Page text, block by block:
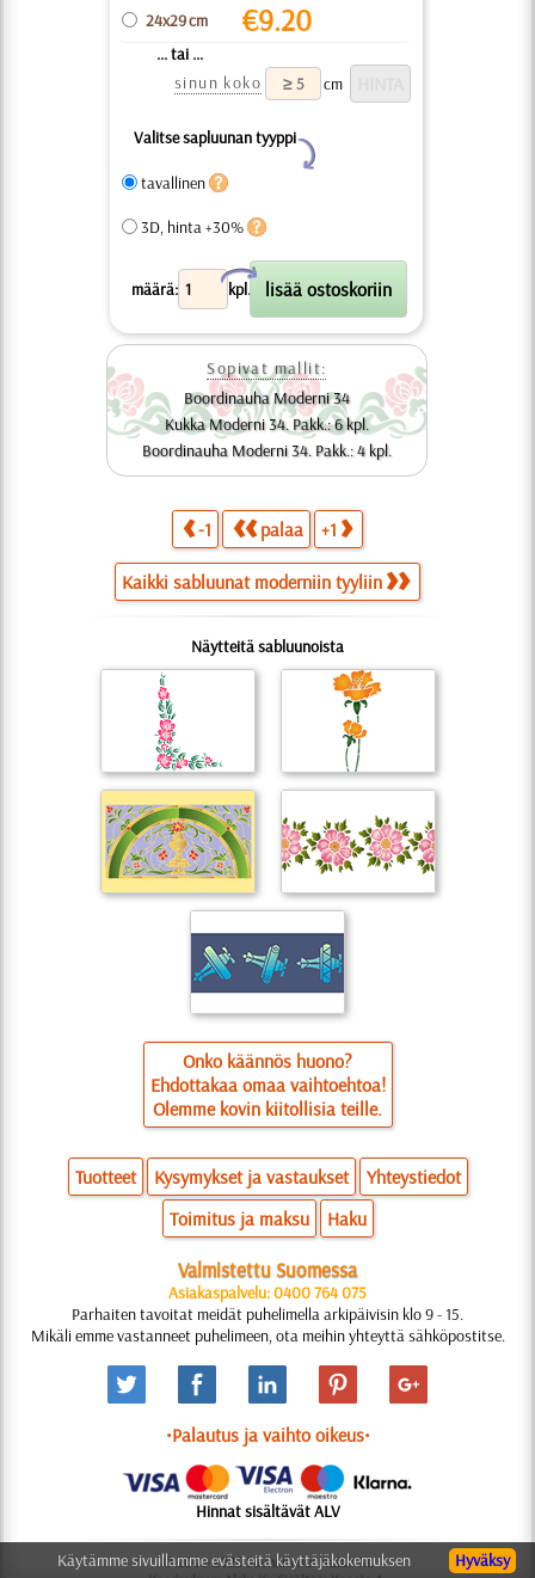
24x29 cm €9.20
... tai ...
sinun koko
cm
Valitse sapluunan tyyppi
Y
tavallinen
3D, hinta +30%
määrä: kpl.
X
Sopivat mallit:
Boordinauha Moderni 34
Kukka Moderni 34. Pakk.: 6 kpl.
Boordinauha Moderni 34. Pakk.: 4 kpl.
-1 palaa +1
Kaikki sabluunat moderniin tyyliin
Näytteitä sabluunoista
Onko käännös huono?
Ehdottakaa omaa vaihtoehtoa!
Olemme kovin kiitollisia teille.
Tuotteet Kysymykset ja vastaukset
Yhteystiedot
Toimitus ja maksu
Haku
Valmistettu Suomessa
Asiakaspalvelu: 0400 764 075
Parhaiten tavoitat meidät puhelimella arkipäivisin klo 9 - 15.
Mikäli emme vastanneet puhelimeen, ota meihin yhteyttä sähköpostitse.
•Palautus ja vaihto oikeus•
Hinnat sisältävät ALV
© 2006-2025 Suunnittelu: Natali M.
Hyväksy
Käytämme sivuillamme evästeitä käyttäjäkokemuksen